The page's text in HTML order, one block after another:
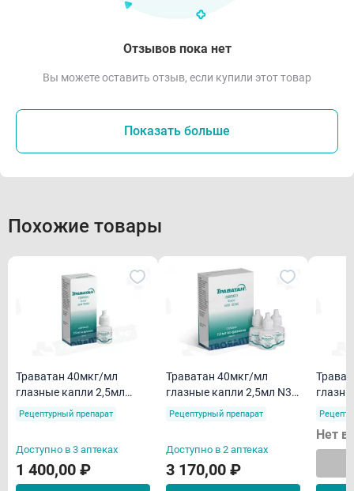
Отзывов пока нет
Вы можете оставить отзыв, если купили этот товар
Показать больше
Похожие товары
Траватан 40мкг/мл
глазные капли 2,5мл
флакон-капельница
Рецептурный препарат
Доступно в 3 аптеках
1 400,00 ₽
Траватан 40мкг/мл
глазные капли 2,5мл N3
флакон-капельница
Рецептурный препарат
Доступно в 2 аптеках
3 170,00 ₽
Нет в